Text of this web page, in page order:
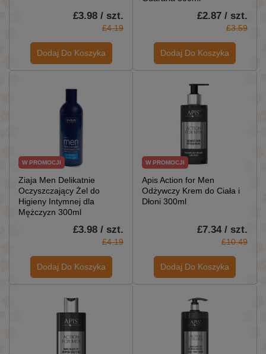
£3.98 / szt.
£4.19
Dodaj Do Koszyka
£2.87 / szt.
£3.59
Dodaj Do Koszyka
W PROMOCJI
Ziaja Men Delikatnie
Oczyszczający Żel do
Higieny Intymnej dla
Mężczyzn 300ml
£3.98 / szt.
£4.19
Dodaj Do Koszyka
W PROMOCJI
Apis Action for Men
Odżywczy Krem do Ciała i
Dłoni 300ml
£7.34 / szt.
£10.49
Dodaj Do Koszyka